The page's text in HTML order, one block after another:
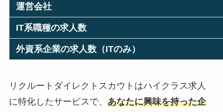
運営会社
IT系職種の求人数
外資系企業の求人数（ITのみ）
リクルートダイレクトスカウトはハイクラス求人
に特化したサービスで、 あなたに興味を持った企